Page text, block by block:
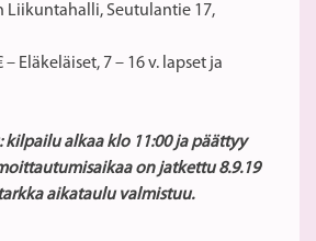
Liikuntahalli, Seutulantie 17,
– Eläkeläiset, 7 – 16 v. lapset ja
alkaa klo 11:00 ja päättyy
on jatkettu 8.9.19
aikataulu valmistuu.